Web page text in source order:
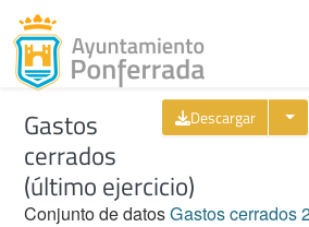
Skip to content Descargar
Gastos
cerrados
(último ejercicio)
Conjunto de datosGastos cerrados